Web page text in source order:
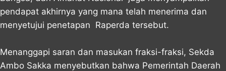
pendapat akhirnya yang mana telah menerima dan
menyetujui penetapan Raperda tersebut.
Menanggapi saran dan masukan fraksi-fraksi, Sekda
Ambo Sakka menyebutkan bahwa Pemerintah Daerah